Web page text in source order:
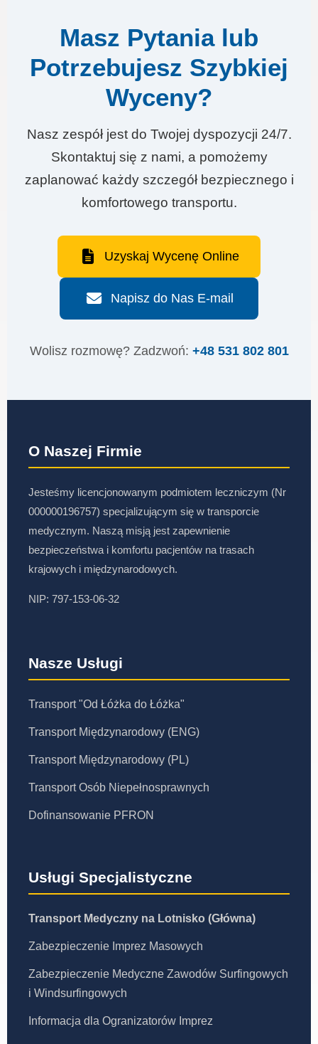
Masz Pytania lub
Potrzebujesz Szybkiej
Wyceny?
Nasz zespół jest do Twojej dyspozycji 24/7.
Skontaktuj się z nami, a pomożemy
zaplanować każdy szczegół bezpiecznego i
komfortowego transportu.
Uzyskaj Wycenę Online
Napisz do Nas E-mail
Wolisz rozmowę? Zadzwoń: +48 531 802 801
O Naszej Firmie
Jesteśmy licencjonowanym podmiotem leczniczym (Nr
000000196757) specjalizującym się w transporcie
medycznym. Naszą misją jest zapewnienie
bezpieczeństwa i komfortu pacjentów na trasach
krajowych i międzynarodowych.
NIP: 797-153-06-32
Nasze Usługi
Transport "Od Łóżka do Łóżka"
Transport Międzynarodowy (ENG)
Transport Międzynarodowy (PL)
Transport Osób Niepełnosprawnych
Dofinansowanie PFRON
Usługi Specjalistyczne
Transport Medyczny na Lotnisko (Główna)
Zabezpieczenie Imprez Masowych
Zabezpieczenie Medyczne Zawodów Surfingowych
i Windsurfingowych
Informacja dla Ogranizatorów Imprez